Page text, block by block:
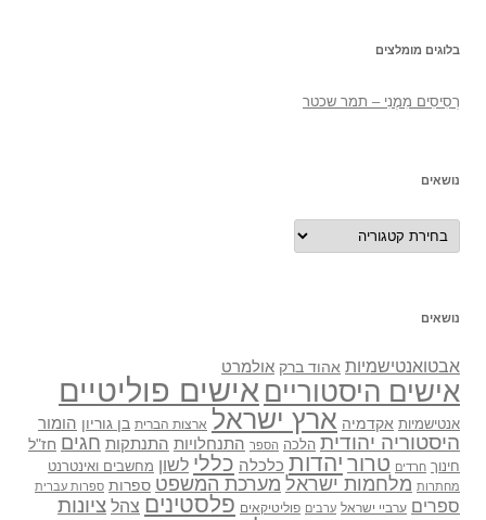
בלוגים מומלצים
רְסִיסִים מִמֶנִי – תמר שכטר
נושאים
נושאים
נושאים
אבטואנטישמיות אהוד ברק אולמרט
אישים היסטוריים אישים פוליטיים
אנטישמיות אקדמיה ארץ ישראל ארצות הברית בן גוריון הומור
היסטוריה יהודית הלכה הספר התנחלויות התנתקות חגים חז"ל
חינוך חרדים טרור יהדות כלכלה כללי לשון מחשבים ואינטרנט
מחתרות מלחמות ישראל מערכת המשפט ספרות ספרות עברית
ספרים ערביי ישראל ערבים פוליטיקאים פלסטינים צהל ציונות